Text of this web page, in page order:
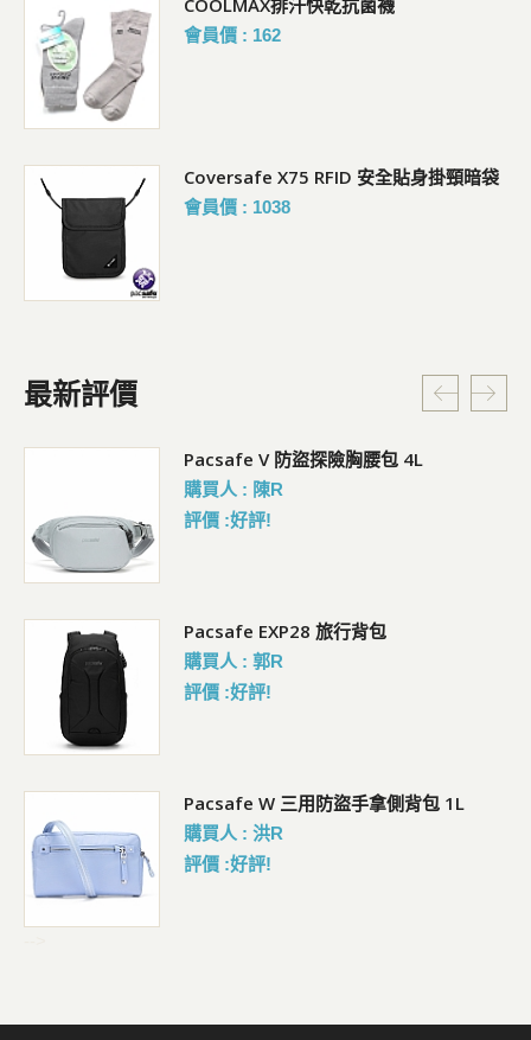
會員價 : 162
Coversafe X75 RFID 安全貼身掛頸暗袋
會員價 : 1038
最新評價
Pacsafe V 防盜探險胸腰包 4L
購買人 : 陳R
評價 :好評!
Pacsafe EXP28 旅行背包
購買人 : 郭R
評價 :好評!
Pacsafe W 三用防盜手拿側背包 1L
購買人 : 洪R
評價 :好評!